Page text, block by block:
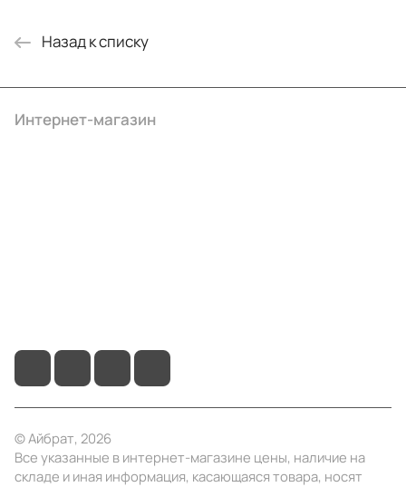
Назад к списку
Интернет-магазин
© Айбрат, 2026
Все указанные в интернет-магазине цены, наличие на
складе и иная информация, касающаяся товара, носят